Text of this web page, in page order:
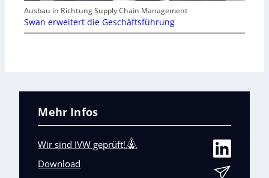
Ausbau in Richtung Supply Chain Management
Swan erweitert die Geschäftsführung
Mehr Infos
Wir sind IVW geprüft!
Download